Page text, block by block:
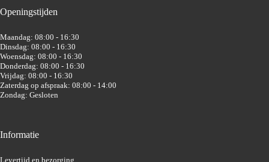
Openingstijden
Maandag: 08:00 - 16:30
Dinsdag: 08:00 - 16:30
Woensdag: 08:00 - 16:30
Donderdag: 08:00 - 16:30
Vrijdag: 08:00 - 16:30
Zaterdag op afspraak: 08:00 - 14:00
Zondag: Gesloten
Informatie
Levertijd en bezorging